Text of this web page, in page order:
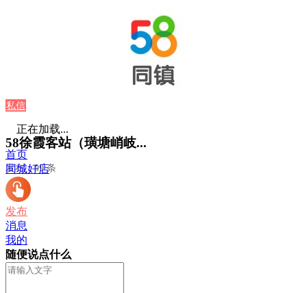
私信
58徐霞客站（璜塘峭岐...
发布：99 条
正在加载...
首页
同城好店
发布
消息
我的
随便说点什么